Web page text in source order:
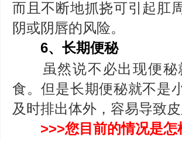
而且不断地抓挠可引起肛
阴或阴唇的风险。
6、长期便秘
虽然说不必出现便秘
食。但是长期便秘就不是
及时排出体外，容易导致
>>>您目前的情况是